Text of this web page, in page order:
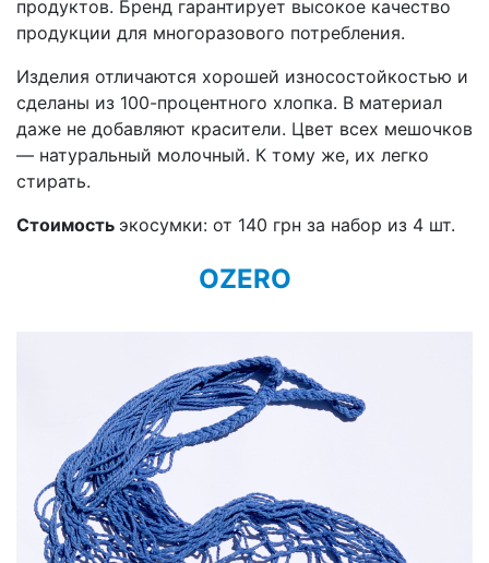
продуктов. Бренд гарантирует высокое качество
продукции для многоразового потребления.
Изделия отличаются хорошей износостойкостью и
сделаны из 100-процентного хлопка. В материал
даже не добавляют красители. Цвет всех мешочков
— натуральный молочный. К тому же, их легко
стирать.
Стоимость экосумки: от 140 грн за набор из 4 шт.
OZERO